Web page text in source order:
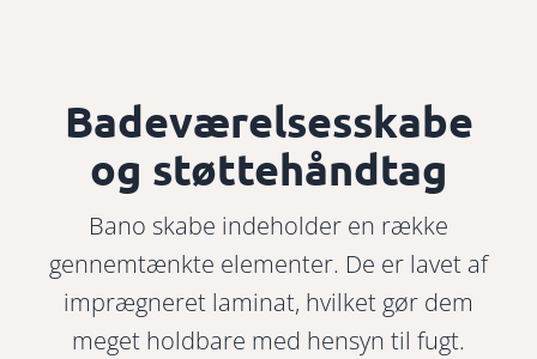
Badeværelsesskabe
og støttehåndtag
Bano skabe indeholder en række
gennemtænkte elementer. De er lavet af
imprægneret laminat, hvilket gør dem
meget holdbare med hensyn til fugt.